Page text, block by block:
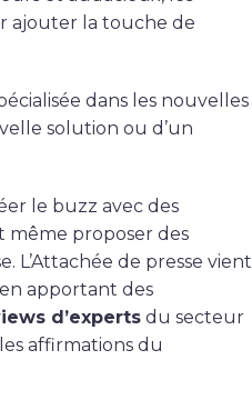
ajouter la touche de
dans les nouvelles
solution ou d’un
le buzz avec des
même proposer des
L’Attachée de presse vient
apportant des
d’expertsdu secteur
affirmations du